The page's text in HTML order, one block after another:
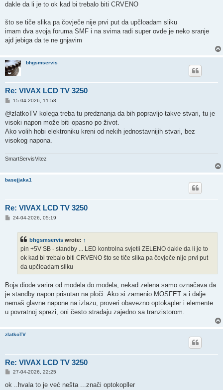
dakle da li je to ok kad bi trebalo biti CRVENO
što se tiče slika pa čovječe nije prvi put da upčloadam sliku
imam dva svoja foruma SMF i na svima radi super ovde je neko sranje
ajd jebiga da te ne gnjavim
bhgsmservis
Re: VIVAX LCD TV 3250
P
s
15-04-2026, 11:58
@zlatkoTV kolega treba tu predznanja da bih popravljo takve stvari, tu je
visoki napon može biti opasno po život.
Ako volih hobi elektroniku kreni od nekih jednostavnijih stvari, bez
visokog napona.
SmartServisVitez
basejjaka1
Re: VIVAX LCD TV 3250
P24-04-2026, 05:19
bhgsmservis wrote: ↑
pin +5V SB - standby ... LED kontrolna svjetli ZELENO dakle da li je to
ok kad bi trebalo biti CRVENO što se tiče slika pa čovječe nije prvi put
da upčloadam sliku
Boja diode varira od modela do modela, nekad zelena samo označava da
je standby napon prisutan na ploči. Ako si zamenio MOSFET a i dalje
nemaš glavne napone na izlazu, proveri obavezno optokapler i elemente
u povratnoj sprezi, oni često stradaju zajedno sa tranzistorom.
zlatkoTV
Re: VIVAX LCD TV 3250
P
s
27-04-2026, 22:25
ok ..hvala to je već nešta ...znači optokopller